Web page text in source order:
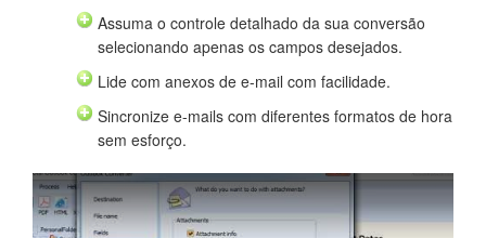
Assuma o controle detalhado da sua conversão
selecionando apenas os campos desejados.
Lide com anexos de e-mail com facilidade.
Sincronize e-mails com diferentes formatos de hora
sem esforço.